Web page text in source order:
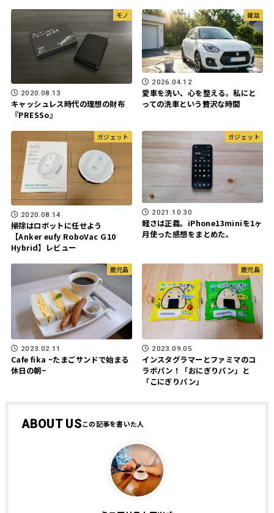
モノ
2020.08.13
キャッシュレス時代の理想の財布
『PRESSo』
雑談
2026.04.12
愛車を洗い、心を整える。私にと
っての洗車という贅沢な時間
ガジェット
2020.08.14
掃除はロボットに任せよう
【Anker eufy RoboVac G10
Hybrid】レビュー
ガジェット
2021.10.30
軽さは正義。iPhone13miniを1ヶ
月使った感想をまとめた。
鹿児島
2023.02.11
Cafe fika ~たまごサンドで始まる
休日の朝~
鹿児島
2023.09.05
インスタグラマーとファミマのコ
ラボパン！「おにぎりパン」と
「こにぎりパン」
ABOUT US